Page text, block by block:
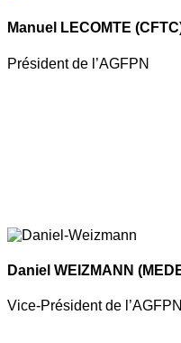
Manuel LECOMTE
Président de l’AGFPN
Daniel WEIZMANN
Vice-Président de l’AGFPN